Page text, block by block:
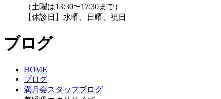
（土曜は13:30〜17:30まで）
【休診日】水曜、日曜、祝日
ブログ
HOME
ブログ
満月会スタッフブログ